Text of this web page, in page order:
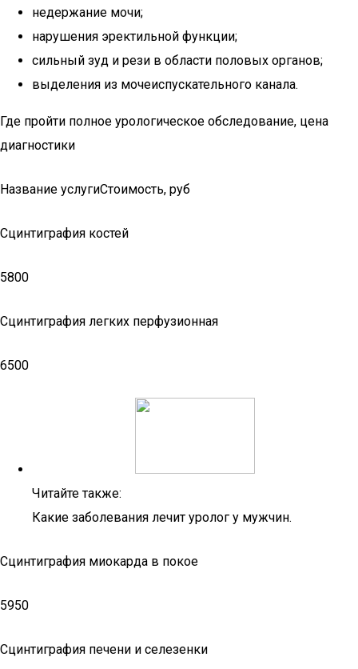
недержание мочи;
нарушения эректильной функции;
сильный зуд и рези в области половых органов;
выделения из мочеиспускательного канала.
Где пройти полное урологическое обследование, цена
диагностики
Название услугиСтоимость, руб
Сцинтиграфия костей
5800
Сцинтиграфия легких перфузионная
6500
Читайте также:
Какие заболевания лечит уролог у мужчин.
Сцинтиграфия миокарда в покое
5950
Сцинтиграфия печени и селезенки